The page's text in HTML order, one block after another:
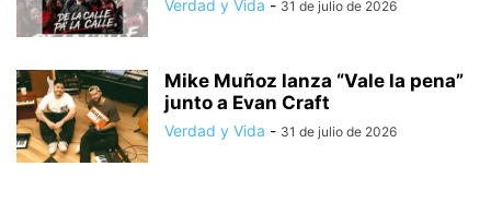
Verdad y Vida - 31 de julio de 2026
Mike Muñoz lanza “Vale la pena”
junto a Evan Craft
Verdad y Vida - 31 de julio de 2026